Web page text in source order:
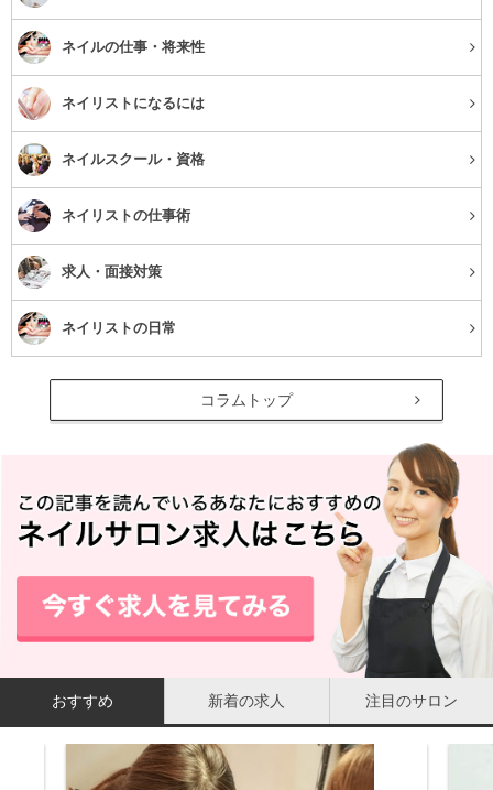
ネイルの仕事・将来性
ネイリストになるには
ネイルスクール・資格
ネイリストの仕事術
求人・面接対策
ネイリストの日常
コラムトップ
おすすめ 新着の求人 注目のサロン